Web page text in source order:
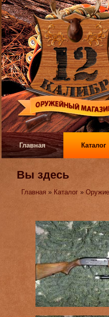
Главная Каталог
Вы здесь
Главная » Каталог »Оружие